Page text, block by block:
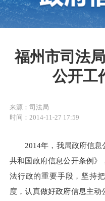
福州市司法
公开工
来源：司法局
时间：2014-11-27 17:59
2014年，我局政府信
共和国政府信息公开条例》
法行政的重要手段，坚持
度，认真做好政府信息主